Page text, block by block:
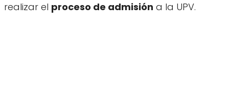
realizar el proceso de admisión a la UPV.